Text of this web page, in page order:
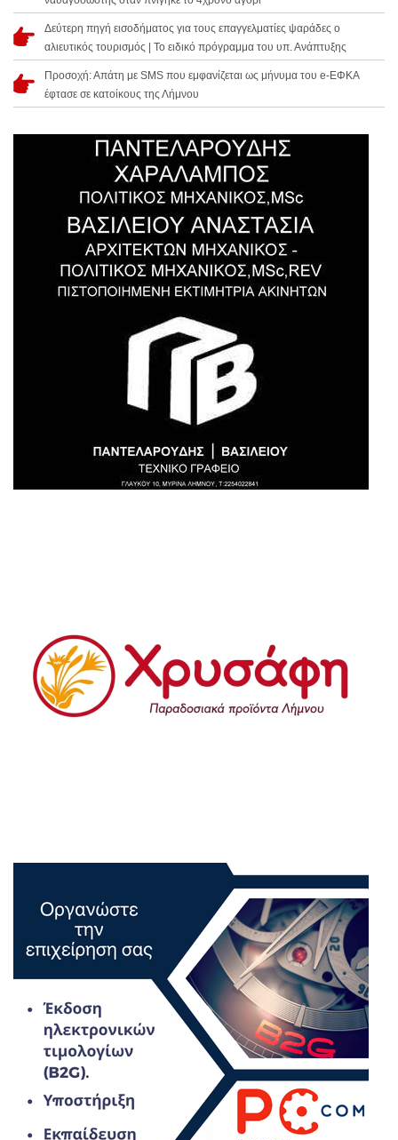
Δεύτερη πηγή εισοδήματος για τους επαγγελματίες ψαράδες ο
αλιευτικός τουρισμός | Το ειδικό πρόγραμμα του υπ. Ανάπτυξης
Προσοχή: Απάτη με SMS που εμφανίζεται ως μήνυμα του e-ΕΦΚΑ
έφτασε σε κατοίκους της Λήμνου